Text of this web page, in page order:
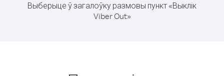
Выберыце ў загалоўку размовы пункт «Выклік
Viber Out»